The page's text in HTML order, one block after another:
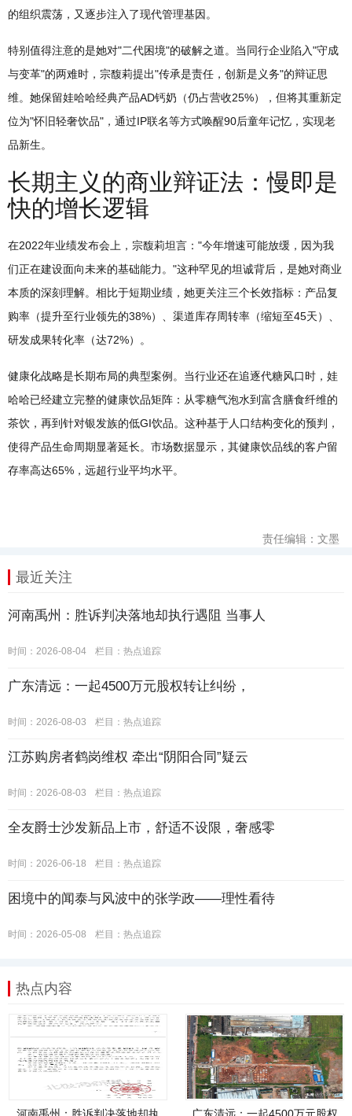
的组织震荡，又逐步注入了现代管理基因。
特别值得注意的是她对"二代困境"的破解之道。当同行企业陷入"守成
与变革"的两难时，宗馥莉提出"传承是责任，创新是义务"的辩证思
维。她保留娃哈哈经典产品AD钙奶（仍占营收25%），但将其重新定
位为"怀旧轻奢饮品"，通过IP联名等方式唤醒90后童年记忆，实现老
品新生。
长期主义的商业辩证法：慢即是
快的增长逻辑
在2022年业绩发布会上，宗馥莉坦言："今年增速可能放缓，因为我
们正在建设面向未来的基础能力。"这种罕见的坦诚背后，是她对商业
本质的深刻理解。相比于短期业绩，她更关注三个长效指标：产品复
购率（提升至行业领先的38%）、渠道库存周转率（缩短至45天）、
研发成果转化率（达72%）。
健康化战略是长期布局的典型案例。当行业还在追逐代糖风口时，娃
哈哈已经建立完整的健康饮品矩阵：从零糖气泡水到富含膳食纤维的
茶饮，再到针对银发族的低GI饮品。这种基于人口结构变化的预判，
使得产品生命周期显著延长。市场数据显示，其健康饮品线的客户留
存率高达65%，远超行业平均水平。
责任编辑：文墨
最近关注
河南禹州：胜诉判决落地却执行遇阻 当事人
时间：2026-08-04 栏目： 热点追踪
广东清远：一起4500万元股权转让纠纷，
时间：2026-08-03 栏目： 热点追踪
江苏购房者鹤岗维权 牵出“阴阳合同”疑云
时间：2026-08-03 栏目： 热点追踪
全友爵士沙发新品上市，舒适不设限，奢感零
时间：2026-06-18 栏目： 热点追踪
困境中的闻泰与风波中的张学政——理性看待
时间：2026-05-08 栏目： 热点追踪
热点内容